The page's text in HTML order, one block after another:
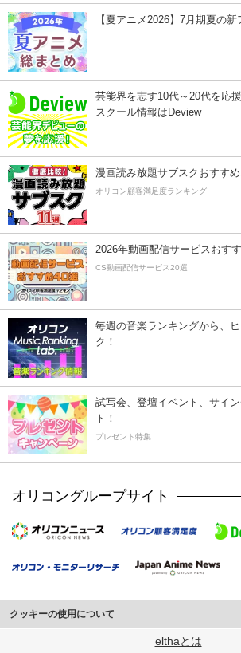
【夏アニメ2026】7月期夏の
芸能界を志す10代～20代を応
スクール情報はDeview
漫画読み放題サブスクおすすめ
オリコン顧客満足度ランキング
2026年動画配信サービスおす
CS動画配信サービス20選
毎週の音楽ランキングから、
ク！
試写会、登壇イベント、サイ
ト！
プレゼント特集
オリコングループサイト
クッキーの使用について
このサイトでは Cookie を使用して、ユーザーに合わ
elthaとは